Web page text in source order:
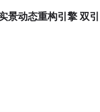
动态重构引擎 双引